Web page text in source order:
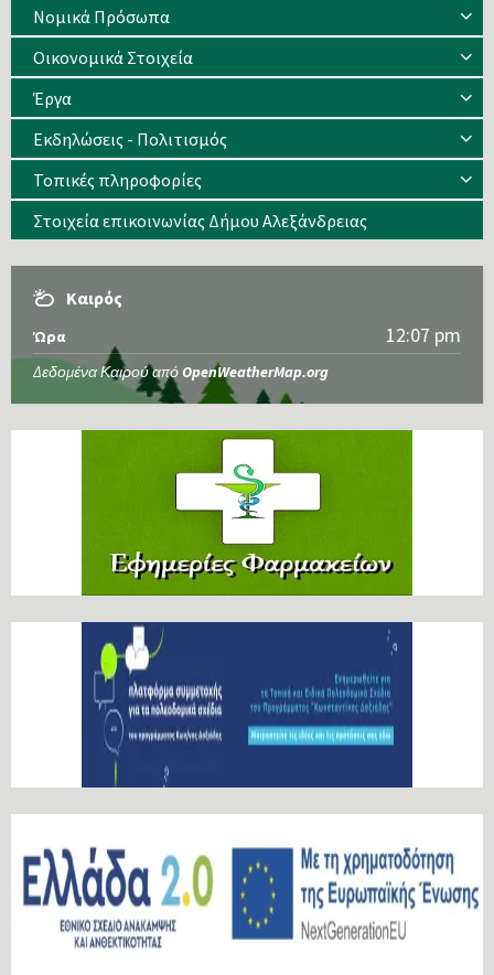
Νομικά Πρόσωπα
Οικονομικά Στοιχεία
Έργα
Εκδηλώσεις - Πολιτισμός
Τοπικές πληροφορίες
Στοιχεία επικοινωνίας Δήμου Αλεξάνδρειας
Καιρός
Ώρα 12:07 pm
Δεδομένα Καιρού από OpenWeatherMap.org